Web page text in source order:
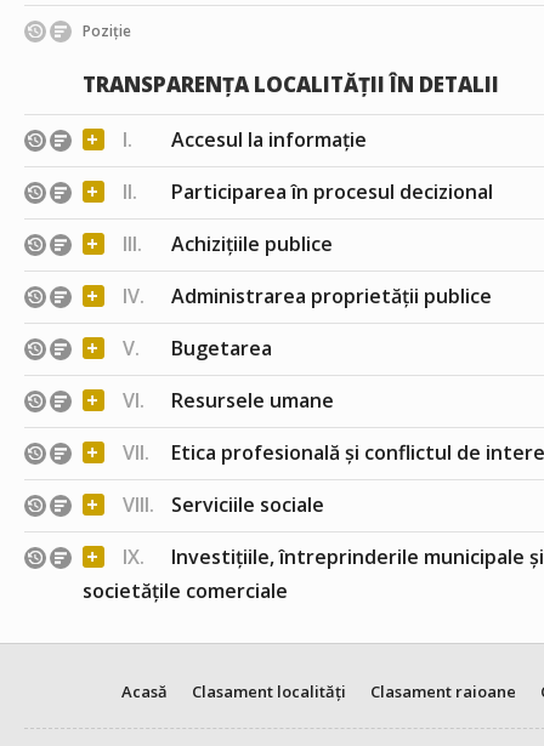
Poziție
TRANSPARENȚA LOCALITĂȚII ÎN DETALII
+
I. Accesul la informație
+ II. Participarea în procesul decizional
+ III. Achizițiile publice
+ IV. Administrarea proprietății publice
+ V. Bugetarea
+ VI. Resursele umane
+ VII. Etica profesională și conflictul de
+ VIII. Serviciile sociale
+ IX.
Investițiile, întreprinderile municipale
societățile comerciale
Acasă Clasament localități Clasament raioane